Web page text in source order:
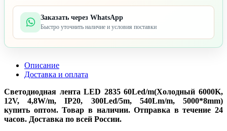
Заказать через WhatsApp
Быстро уточнить наличие и условия поставки
Описание
Доставка и оплата
Светодиодная лента LED 2835 60Led/m(Холодный 6000K,
12V, 4,8W/m, IP20, 300Led/5m, 540Lm/m, 5000*8mm)
купить оптом. Товар в наличии. Отправка в течение 24
часов. Доставка по всей России.